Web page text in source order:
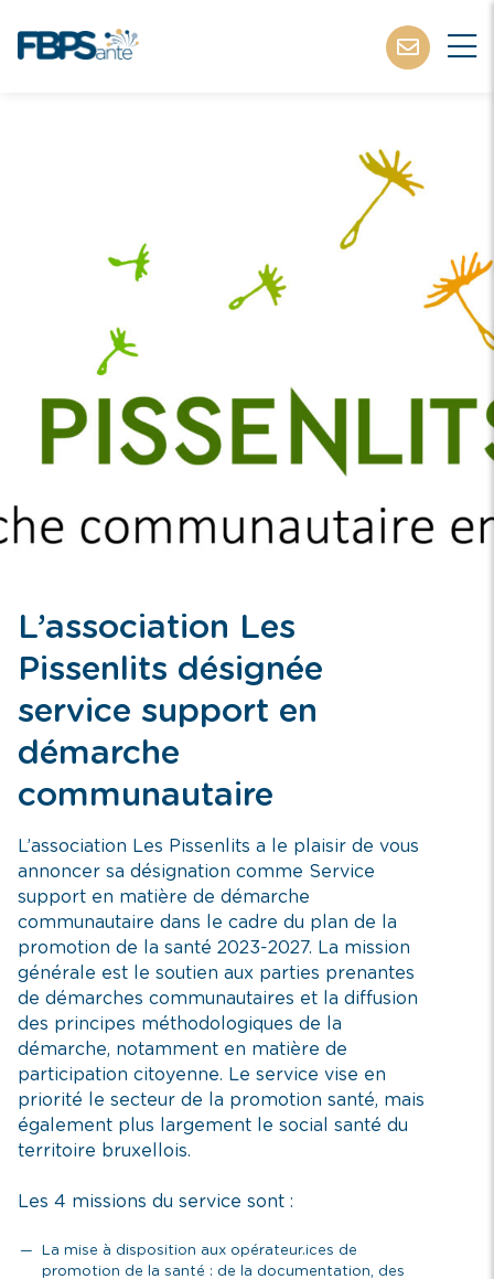
L’association Les
Pissenlits désignée
service support en
démarche
communautaire
L’association Les Pissenlits a le plaisir de vous
annoncer sa désignation comme Service
support en matière de démarche
communautaire dans le cadre du plan de la
promotion de la santé 2023-2027. La mission
générale est le soutien aux parties prenantes
de démarches communautaires et la diffusion
des principes méthodologiques de la
démarche, notamment en matière de
participation citoyenne. Le service vise en
priorité le secteur de la promotion santé, mais
également plus largement le social santé du
territoire bruxellois.
Les 4 missions du service sont :
La mise à disposition aux opérateur.ices de
promotion de la santé : de la documentation, des